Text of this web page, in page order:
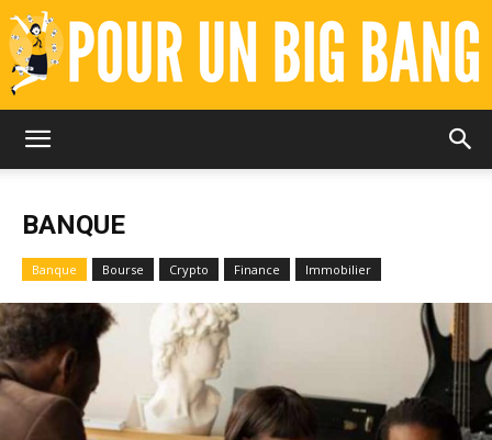
un
BANQUE
Banque Bourse Crypto Finance Immobilier